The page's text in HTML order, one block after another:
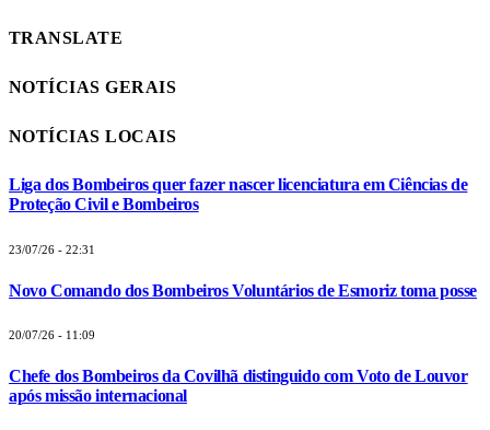
TRANSLATE
NOTÍCIAS GERAIS
NOTÍCIAS LOCAIS
Liga dos Bombeiros quer fazer nascer licenciatura em Ciências de
Proteção Civil e Bombeiros
23/07/26 - 22:31
Novo Comando dos Bombeiros Voluntários de Esmoriz toma posse
20/07/26 - 11:09
Chefe dos Bombeiros da Covilhã distinguido com Voto de Louvor
após missão internacional